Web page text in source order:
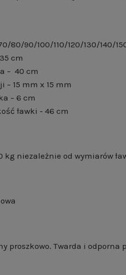
80/90/100/110/120/130/140/
cm
– 40 cm
15 mm x 15 mm
– 6 cm
ławki - 46 cm
kg niezależnie od wymiarów
proszkowo. Twarda i odporna